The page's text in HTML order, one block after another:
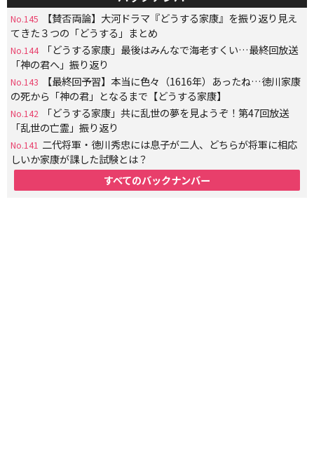
No.145
【賛否両論】大河ドラマ『どうする家康』を振り返り見え
てきた３つの「どうする」まとめ
No.144
「どうする家康」最後はみんなで海老すくい…最終回放送
「神の君へ」振り返り
No.143
【最終回予習】本当に色々（1616年）あったね…徳川家康
の死から「神の君」となるまで【どうする家康】
No.142
「どうする家康」共に乱世の夢を見ようぞ！第47回放送
「乱世の亡霊」振り返り
No.141 二代将軍・徳川秀忠には息子が二人、どちらが将軍に相応
しいか家康が課した試験とは？
すべてのバックナンバー